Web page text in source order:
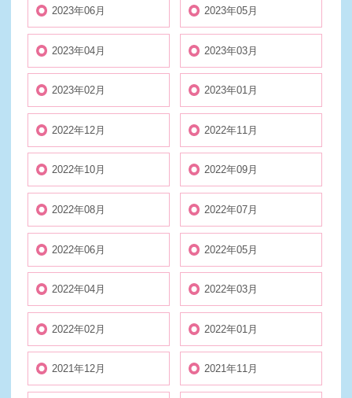
2023年06月 2023年05月
2023年04月 2023年03月
2023年02月 2023年01月
2022年12月 2022年11月
2022年10月 2022年09月
2022年08月 2022年07月
2022年06月 2022年05月
2022年04月 2022年03月
2022年02月 2022年01月
2021年12月 2021年11月